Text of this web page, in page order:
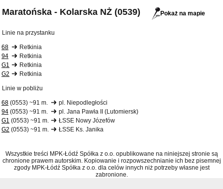
Maratońska - Kolarska NŻ (0539) Pokaż na mapie
Linie na przystanku
68
Retkinia
94
Retkinia
G1
Retkinia
G2
Retkinia
Linie w pobliżu
68 (0553) ~91 m.
pl. Niepodległości
94 (0553) ~91 m.
pl. Jana Pawła II (Lutomiersk)
G1 (0553) ~91 m.
ŁSSE Nowy Józefów
G2 (0553) ~91 m. ŁSSE Ks. Janika
Wszystkie treści MPK-Łódź Spółka z o.o. opublikowane na niniejszej stronie są
chronione prawem autorskim. Kopiowanie i rozpowszechnianie ich bez pisemnej
zgody MPK-Łódź Spółka z o.o. dla celów innych niż potrzeby własne jest
zabronione.